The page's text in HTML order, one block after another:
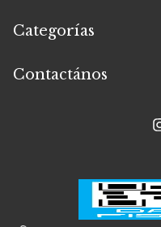
Categorías
Contactános